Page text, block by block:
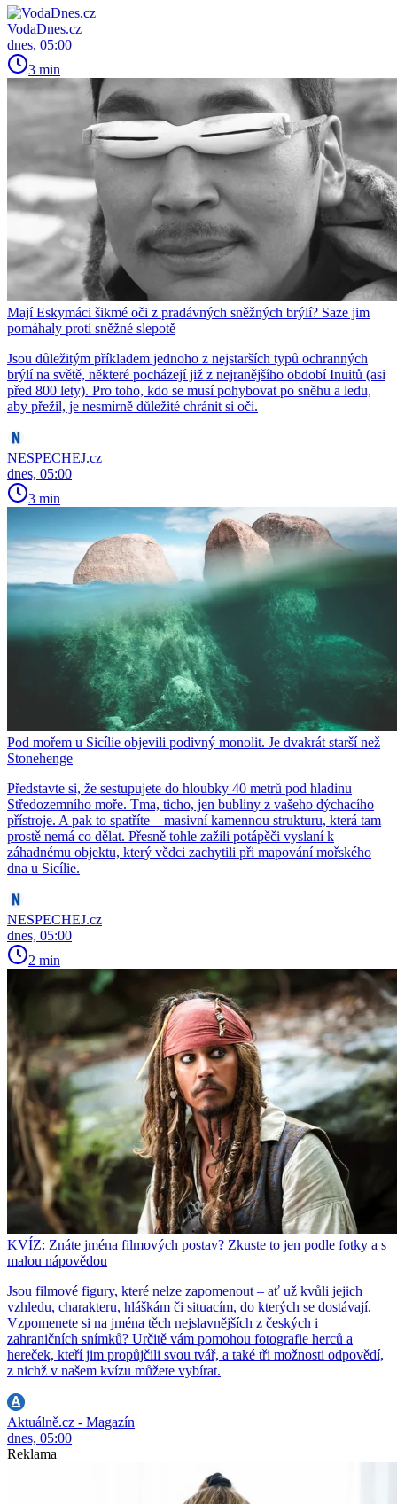
VodaDnes.cz
dnes, 05:00
3 min
Mají Eskymáci šikmé oči z pradávných sněžných brýlí? Saze jim
pomáhaly proti sněžné slepotě
Jsou důležitým příkladem jednoho z nejstarších typů ochranných
brýlí na světě, některé pocházejí již z nejranějšího období Inuitů (asi
před 800 lety). Pro toho, kdo se musí pohybovat po sněhu a ledu,
aby přežil, je nesmírně důležité chránit si oči.
NESPECHEJ.cz
dnes, 05:00
3 min
Pod mořem u Sicílie objevili podivný monolit. Je dvakrát starší než
Stonehenge
Představte si, že sestupujete do hloubky 40 metrů pod hladinu
Středozemního moře. Tma, ticho, jen bubliny z vašeho dýchacího
přístroje. A pak to spatříte – masivní kamennou strukturu, která tam
prostě nemá co dělat. Přesně tohle zažili potápěči vyslaní k
záhadnému objektu, který vědci zachytili při mapování mořského
dna u Sicílie.
NESPECHEJ.cz
dnes, 05:00
2 min
KVÍZ: Znáte jména filmových postav? Zkuste to jen podle fotky a s
malou nápovědou
Jsou filmové figury, které nelze zapomenout – ať už kvůli jejich
vzhledu, charakteru, hláškám či situacím, do kterých se dostávají.
Vzpomenete si na jména těch nejslavnějších z českých i
zahraničních snímků? Určitě vám pomohou fotografie herců a
hereček, kteří jim propůjčili svou tvář, a také tři možnosti odpovědí,
z nichž v našem kvízu můžete vybírat.
Aktuálně.cz - Magazín
dnes, 05:00
Reklama